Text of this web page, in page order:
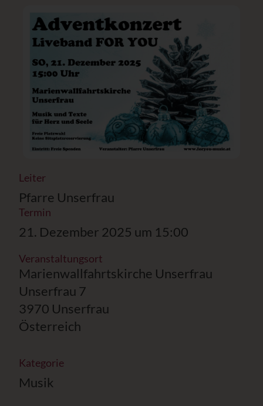
Leiter
Pfarre Unserfrau
Termin
21. Dezember 2025 um 15:00
Veranstaltungsort
Marienwallfahrtskirche Unserfrau
Unserfrau 7
3970 Unserfrau
Österreich
Kategorie
Musik